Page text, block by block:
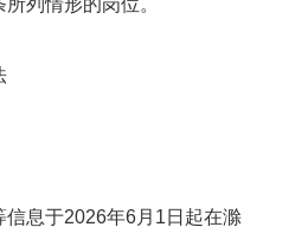
列情形的岗位。
信息于2026年6月1日起在滁